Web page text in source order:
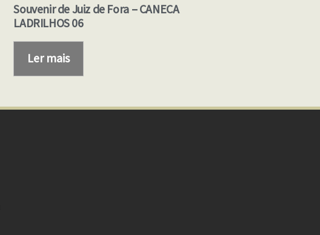
Souvenir de Juiz de Fora – CANECA
LADRILHOS 06
Ler mais